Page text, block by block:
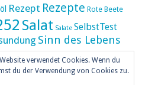
Rezept Rezepte Rote Beete
Salat Salate SelbstTest
Sinn des Lebens
Ultramarathon
Weihnachten
verwendet Cookies. Wenn du
du der Verwendung von Cookies zu.